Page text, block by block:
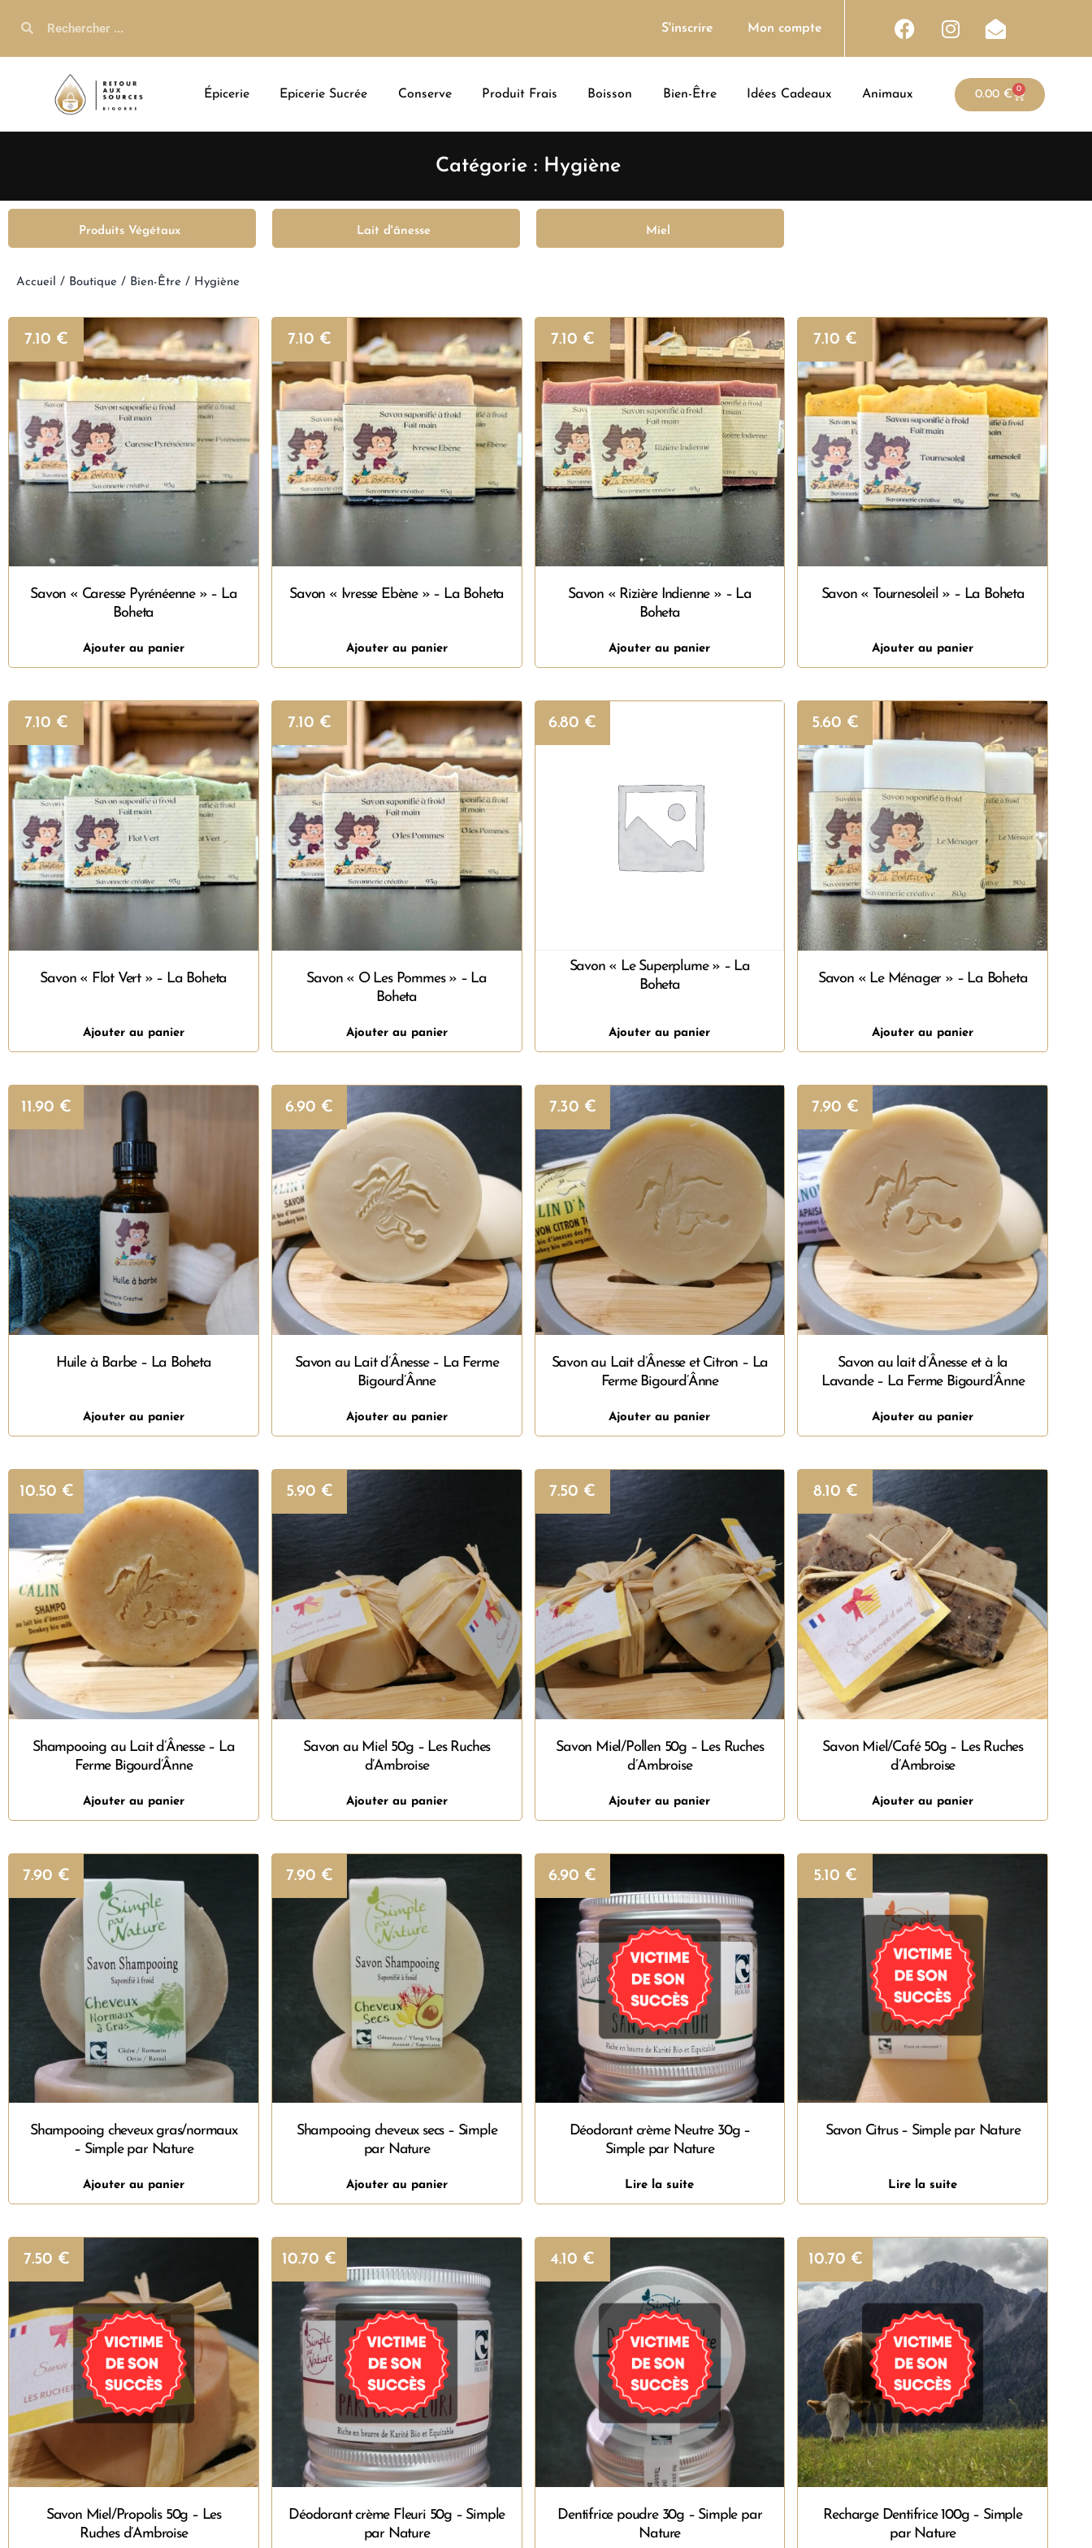
S'inscrire Mon compte
Épicerie Epicerie Sucrée Conserve Produit Frais Boisson Bien-Être Idées Cadeaux Animaux 0.00 € 0
Catégorie : Hygiène
Produits Végétaux Lait d'ânesse Miel
Accueil / Boutique / Bien-Être / Hygiène
Savon « Caresse Pyrénéenne » – La
Boheta
7.10 €
Ajouter au panier
Savon « Ivresse Ebène » – La Boheta
7.10 €
Ajouter au panier
Savon « Rizière Indienne » – La
Boheta
7.10 €
Ajouter au panier
Savon « Tournesoleil » – La Boheta
7.10 €
Ajouter au panier
Savon « Flot Vert » – La Boheta
7.10 €
Ajouter au panier
Savon « O Les Pommes » – La
Boheta
7.10 €
Ajouter au panier
Savon « Le Superplume » – La
Boheta
6.80 €
Ajouter au panier
Savon « Le Ménager » – La Boheta
5.60 €
Ajouter au panier
Huile à Barbe – La Boheta
11.90 €
Ajouter au panier
Savon au Lait d’Ânesse – La Ferme
Bigourd’Ânne
6.90 €
Ajouter au panier
Savon au Lait d’Ânesse et Citron – La
Ferme Bigourd’Ânne
7.30 €
Ajouter au panier
Savon au lait d’Ânesse et à la
Lavande – La Ferme Bigourd’Ânne
7.90 €
Ajouter au panier
Shampooing au Lait d’Ânesse – La
Ferme Bigourd’Ânne
10.50 €
Ajouter au panier
Savon au Miel 50g – Les Ruches
d’Ambroise
5.90 €
Ajouter au panier
Savon Miel/Pollen 50g – Les Ruches
d’Ambroise
7.50 €
Ajouter au panier
Savon Miel/Café 50g – Les Ruches
d’Ambroise
8.10 €
Ajouter au panier
Shampooing cheveux gras/normaux
– Simple par Nature
7.90 €
Ajouter au panier
Shampooing cheveux secs – Simple
par Nature
7.90 €
Ajouter au panier
Déodorant crème Neutre 30g –
Simple par Nature
6.90 €
Lire la suite
Savon Citrus – Simple par Nature
5.10 €
Lire la suite
Savon Miel/Propolis 50g – Les
Ruches d’Ambroise
7.50 €
Déodorant crème Fleuri 50g – Simple
par Nature
10.70 €
Dentifrice poudre 30g – Simple par
Nature
4.10 €
Recharge Dentifrice 100g – Simple
par Nature
10.70 €